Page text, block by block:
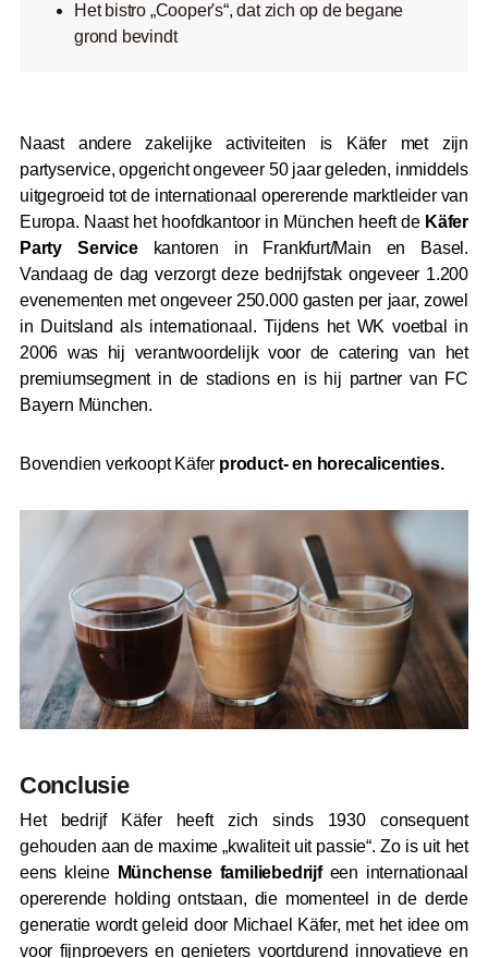
Het bistro „Cooper's“, dat zich op de begane
grond bevindt
Naast andere zakelijke activiteiten is Käfer met zijn
partyservice, opgericht ongeveer 50 jaar geleden, inmiddels
uitgegroeid tot de internationaal opererende marktleider van
Europa. Naast het hoofdkantoor in München heeft de Käfer
Party Servicekantoren in Frankfurt/Main en Basel.
Vandaag de dag verzorgt deze bedrijfstak ongeveer 1.200
evenementen met ongeveer 250.000 gasten per jaar, zowel
in Duitsland als internationaal. Tijdens het WK voetbal in
2006 was hij verantwoordelijk voor de catering van het
premiumsegment in de stadions en is hij partner van FC
Bayern München.
Bovendien verkoopt Käfer product- en horecalicenties.
Conclusie
Het bedrijf Käfer heeft zich sinds 1930 consequent
gehouden aan de maxime „kwaliteit uit passie“. Zo is uit het
eens kleineMünchense familiebedrijfeen internationaal
opererende holding ontstaan, die momenteel in de derde
generatie wordt geleid door Michael Käfer, met het idee om
voor fijnproevers en genieters voortdurend innovatieve en